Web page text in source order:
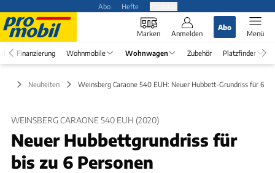
Abo Hefte
Marken Anmelden
Abo
Menü
Finanzierung Wohnmobile Wohnwagen Zubehör Platzfinder
Neuheiten Weinsberg Caraone 540 EUH: Neuer Hubbett-Grundriss für 6
WEINSBERG CARAONE 540 EUH (2020)
Neuer Hubbettgrundriss für
bis zu 6 Personen